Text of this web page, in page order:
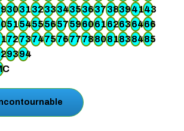
303132333435363738394143
515455565759606162636466
727374757677788081838485
9394